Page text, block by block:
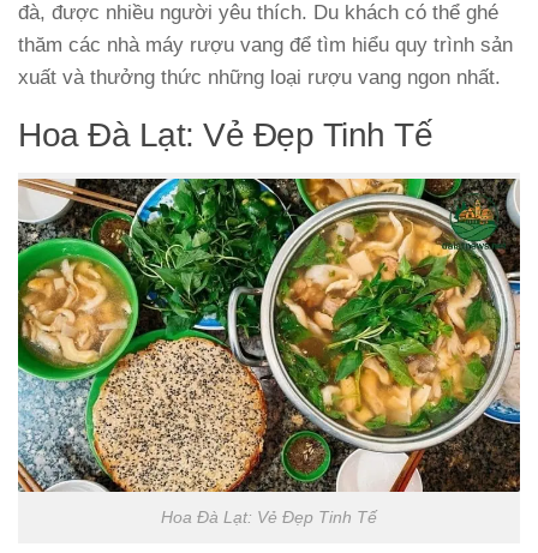
đà, được nhiều người yêu thích. Du khách có thể ghé
thăm các nhà máy rượu vang để tìm hiểu quy trình sản
xuất và thưởng thức những loại rượu vang ngon nhất.
Hoa Đà Lạt: Vẻ Đẹp Tinh Tế
Hoa Đà Lạt: Vẻ Đẹp Tinh Tế